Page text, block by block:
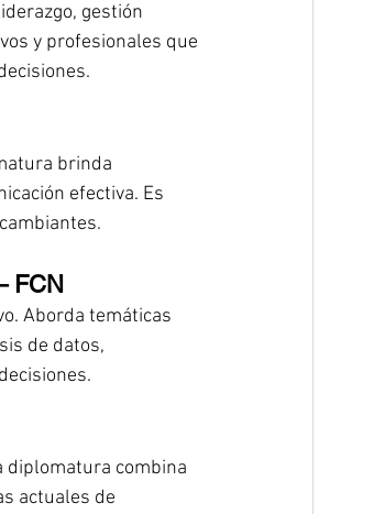
gestión
y profesionales que
brinda
efectiva. Es
FCN
Aborda temáticas
de datos,
diplomatura combina
actuales de